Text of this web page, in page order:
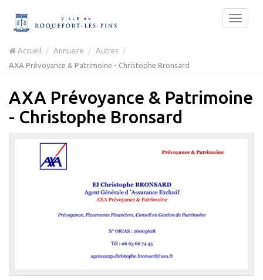
Accueil Annuaire
Autres
AXA Prévoyance & Patrimoine - Christophe Bronsard
AXA Prévoyance & Patrimoine
- Christophe Bronsard